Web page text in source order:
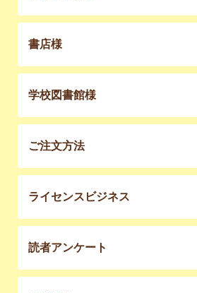
書店様
学校図書館様
ご注文方法
ライセンスビジネス
読者アンケート